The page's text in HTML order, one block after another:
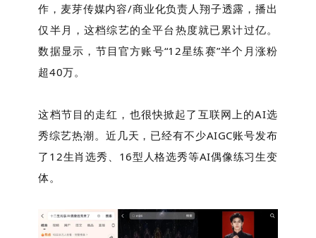
作，麦芽传媒内容/商业化负责人翔子透露，播出
仅半月，这档综艺的全平台热度就已累计过亿。
数据显示，节目官方账号“12星练赛”半个月涨粉
超40万。
这档节目的走红，也很快掀起了互联网上的AI选
秀综艺热潮。近几天，已经有不少AIGC账号发布
了12生肖选秀、16型人格选秀等AI偶像练习生变
体。